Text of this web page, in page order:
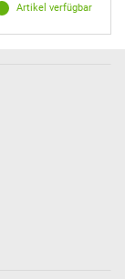
Artikel verfügbar